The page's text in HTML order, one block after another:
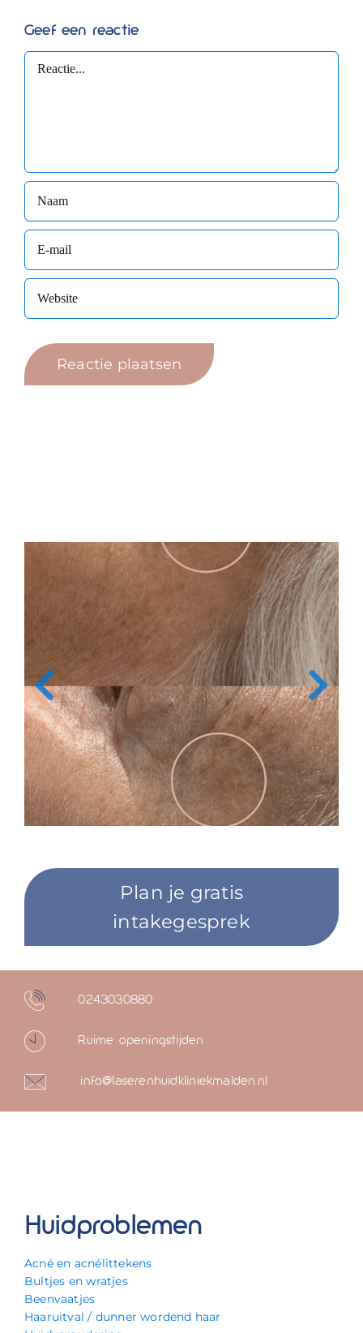
Geef een reactie
Reactie
Plan je gratis
intakegesprek
0243030880
Ruime openingstijden
info@laserenhuidkliniekmalden.nl
Huidproblemen
Acné en acnélittekens
Bultjes en wratjes
Beenvaatjes
Haaruitval / dunner wordend haar